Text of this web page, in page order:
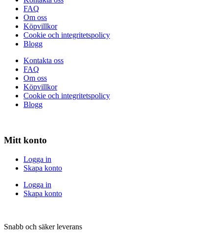
FAQ
Om oss
Köpvillkor
Cookie och integritetspolicy
Blogg
Kontakta oss
FAQ
Om oss
Köpvillkor
Cookie och integritetspolicy
Blogg
Mitt konto
Logga in
Skapa konto
Logga in
Skapa konto
Snabb och säker leverans